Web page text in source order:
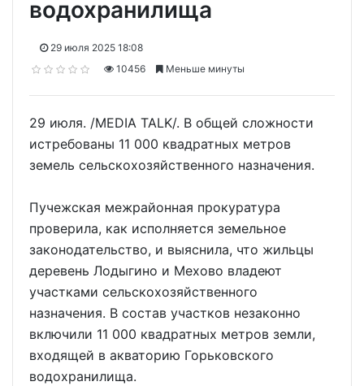
водохранилища
29 июля 2025 18:08
10456
Меньше минуты
29 июля. /MEDIA TALK/. В общей сложности
истребованы 11 000 квадратных метров
земель сельскохозяйственного назначения.
Пучежская межрайонная прокуратура
проверила, как исполняется земельное
законодательство, и выяснила, что жильцы
деревень Лодыгино и Мехово владеют
участками сельскохозяйственного
назначения. В состав участков незаконно
включили 11 000 квадратных метров земли,
входящей в акваторию Горьковского
водохранилища.